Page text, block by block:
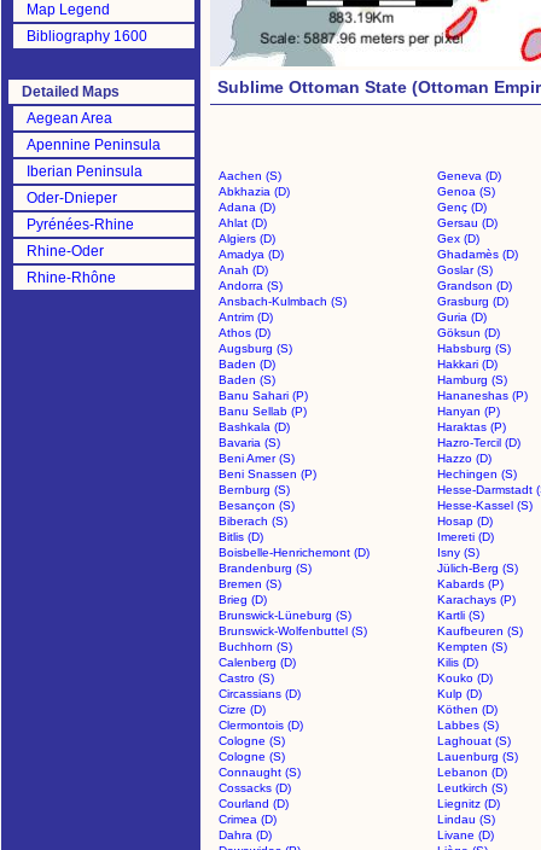
Map Legend
Bibliography 1600
Detailed Maps
Aegean Area
Apennine Peninsula
Iberian Peninsula
Oder-Dnieper
Pyrénées-Rhine
Rhine-Oder
Rhine-Rhône
Sublime Ottoman State (Ottoman
Aachen (S)
Geneva (D)
Abkhazia (D)
Genoa (S)
Adana (D)
Genç (D)
Ahlat (D)
Gersau (D)
Algiers (D)
Gex (D)
Amadya (D)
Ghadamès (D)
Anah (D)
Goslar (S)
Andorra (S)
Grandson (D)
Ansbach-Kulmbach (S)
Grasburg (D)
Antrim (D)
Guria (D)
Athos (D)
Göksun (D)
Augsburg (S)
Habsburg (S)
Baden (D)
Hakkari (D)
Baden (S)
Hamburg (S)
Banu Sahari (P)
Hananeshas (P)
Banu Sellab (P)
Hanyan (P)
Bashkala (D)
Haraktas (P)
Bavaria (S)
Hazro-Tercil (D)
Beni Amer (S)
Hazzo (D)
Beni Snassen (P)
Hechingen (S)
Bernburg (S)
Hesse-Darmstadt
Besançon (S)
Hesse-Kassel (S)
Biberach (S)
Hosap (D)
Bitlis (D)
Imereti (D)
Boisbelle-Henrichemont (D)
Isny (S)
Brandenburg (S)
Jülich-Berg (S)
Bremen (S)
Kabards (P)
Brieg (D)
Karachays (P)
Brunswick-Lüneburg (S)
Kartli (S)
Brunswick-Wolfenbuttel (S)
Kaufbeuren (S)
Buchhorn (S)
Kempten (S)
Calenberg (D)
Kilis (D)
Castro (S)
Kouko (D)
Circassians (D)
Kulp (D)
Cizre (D)
Köthen (D)
Clermontois (D)
Labbes (S)
Cologne (S)
Laghouat (S)
Cologne (S)
Lauenburg (S)
Connaught (S)
Lebanon (D)
Cossacks (D)
Leutkirch (S)
Courland (D)
Liegnitz (D)
Crimea (D)
Lindau (S)
Dahra (D)
Livane (D)